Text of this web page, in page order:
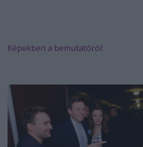
Képekben a bemutatóról: